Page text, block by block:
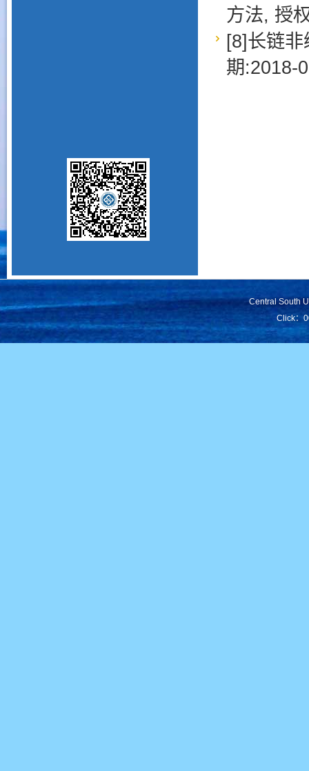
方法, 授
[8]长链
期:2018-
Central South
Click：